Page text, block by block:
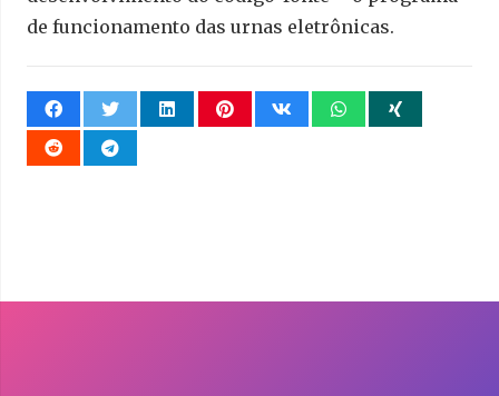
de funcionamento das urnas eletrônicas.